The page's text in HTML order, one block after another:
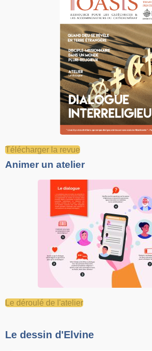
Télécharger la revue
Animer un atelier
Le déroulé de l'atelier
Le dessin d'Elvine